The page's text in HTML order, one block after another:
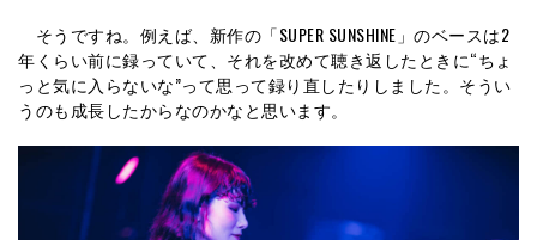
そうですね。例えば、新作の「SUPER SUNSHINE」のベースは2
年くらい前に録っていて、それを改めて聴き返したときに“ちょ
っと気に入らないな”って思って録り直したりしました。そうい
うのも成長したからなのかなと思います。